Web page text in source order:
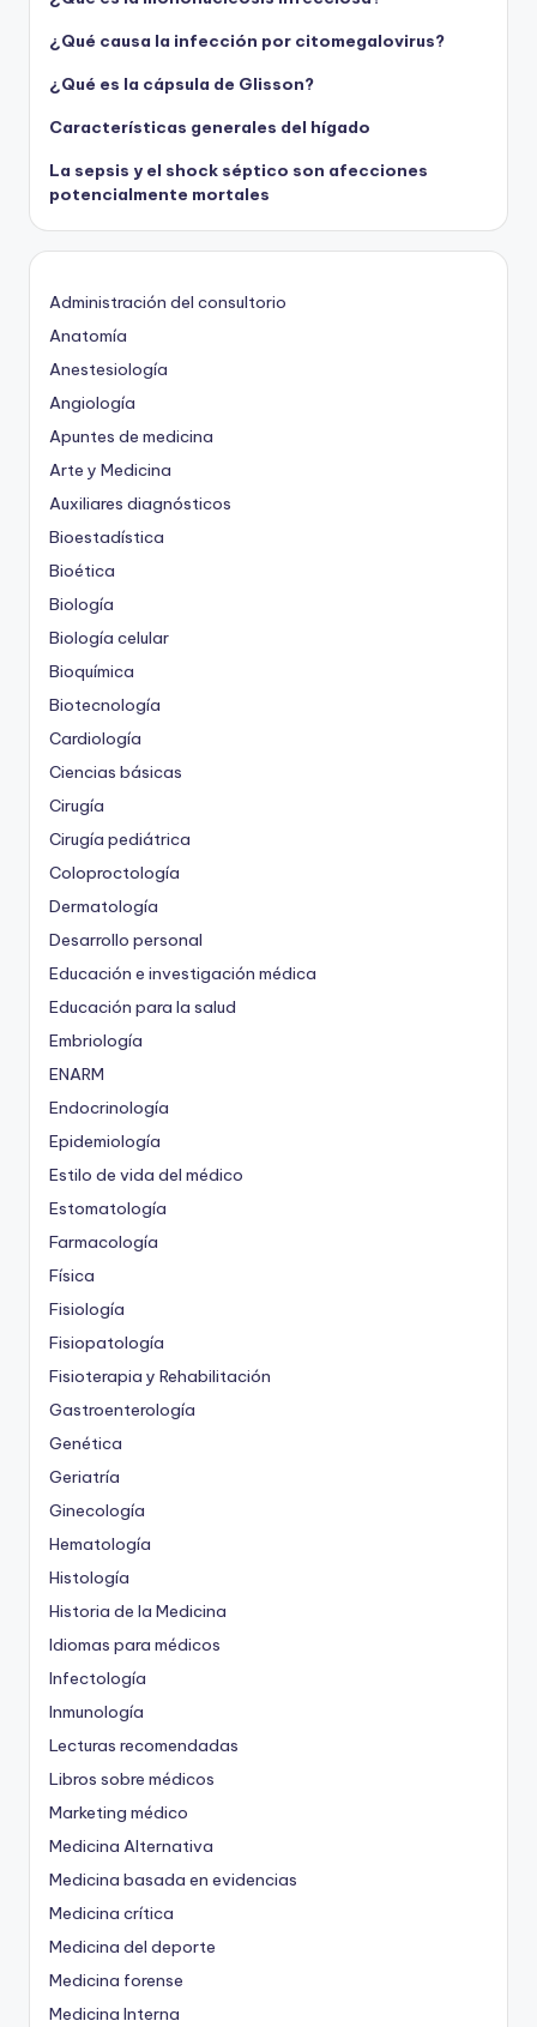
¿Qué causa la infección por citomegalovirus?
¿Qué es la cápsula de Glisson?
Características generales del hígado
La sepsis y el shock séptico son afecciones
potencialmente mortales
Administración del consultorio
Anatomía
Anestesiología
Angiología
Apuntes de medicina
Arte y Medicina
Auxiliares diagnósticos
Bioestadística
Bioética
Biología
Biología celular
Bioquímica
Biotecnología
Cardiología
Ciencias básicas
Cirugía
Cirugía pediátrica
Coloproctología
Dermatología
Desarrollo personal
Educación e investigación médica
Educación para la salud
Embriología
ENARM
Endocrinología
Epidemiología
Estilo de vida del médico
Estomatología
Farmacología
Física
Fisiología
Fisiopatología
Fisioterapia y Rehabilitación
Gastroenterología
Genética
Geriatría
Ginecología
Hematología
Histología
Historia de la Medicina
Idiomas para médicos
Infectología
Inmunología
Lecturas recomendadas
Libros sobre médicos
Marketing médico
Medicina Alternativa
Medicina basada en evidencias
Medicina crítica
Medicina del deporte
Medicina forense
Medicina Interna